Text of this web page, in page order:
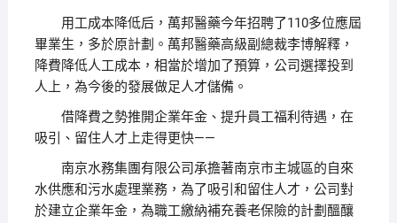
用工成本降低后，萬邦醫藥今年招聘了110多位應屆
畢業生，多於原計劃。萬邦醫藥高級副總裁李博解釋，
降費降低人工成本，相當於增加了預算，公司選擇投到
人上，為今後的發展做足人才儲備。
借降費之勢推開企業年金、提升員工福利待遇，在
吸引、留住人才上走得更快——
南京水務集團有限公司承擔著南京市主城區的自來
水供應和污水處理業務，為了吸引和留住人才，公司對
於建立企業年金，為職工繳納補充養老保險的計劃醞釀